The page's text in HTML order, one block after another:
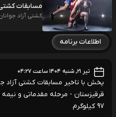
مسابقات کشتی
کشتی آزاد
اطلاعات برنامه
تیر ۲۱, شنبه ۱۴۰۴ ساعت ۰۴:۲۷
پخش با تاخیر مسابقات کشتی آزاد
97 کیلوگرم